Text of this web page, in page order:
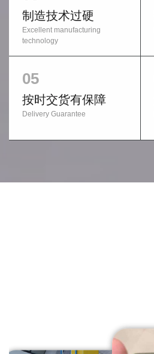
制造技术过硬
Excellent manufacturing
technology
05
按时交货有保障
Delivery Guarantee